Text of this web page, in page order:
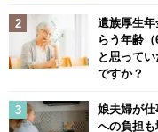
遺族厚生年
らう年齢
と思って
ですか？
娘夫婦が
への負担